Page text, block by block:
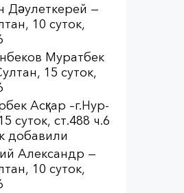
Дәулеткерей —
10 суток,
Муратбек
15 суток,
Асқар –г.Нур-
суток, ст.488 ч.6
добавили
Александр —
10 суток,